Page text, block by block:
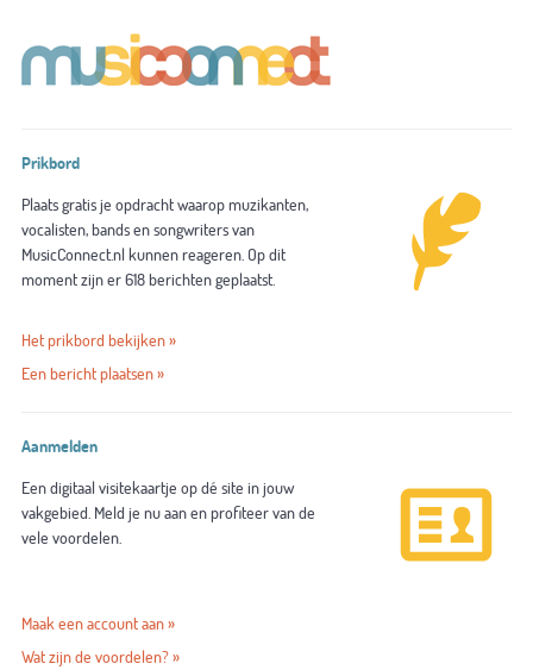
Prikbord
Plaats gratis je opdracht waarop muzikanten,
vocalisten, bands en songwriters van
MusicConnect.nl kunnen reageren. Op dit
moment zijn er 618 berichten geplaatst.
Het prikbord bekijken »
Een bericht plaatsen »
Aanmelden
Een digitaal visitekaartje op dé site in jouw
vakgebied. Meld je nu aan en profiteer van de
vele voordelen.
Maak een account aan »
Wat zijn de voordelen? »